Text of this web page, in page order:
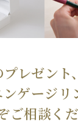
レゼント
ンゲージリ
ご相談くだ